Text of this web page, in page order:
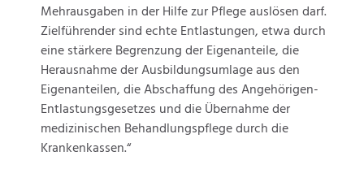
Mehrausgaben in der Hilfe zur Pflege auslösen darf.
Zielführender sind echte Entlastungen, etwa durch
eine stärkere Begrenzung der Eigenanteile, die
Herausnahme der Ausbildungsumlage aus den
Eigenanteilen, die Abschaffung des Angehörigen-
Entlastungsgesetzes und die Übernahme der
medizinischen Behandlungspflege durch die
Krankenkassen.“